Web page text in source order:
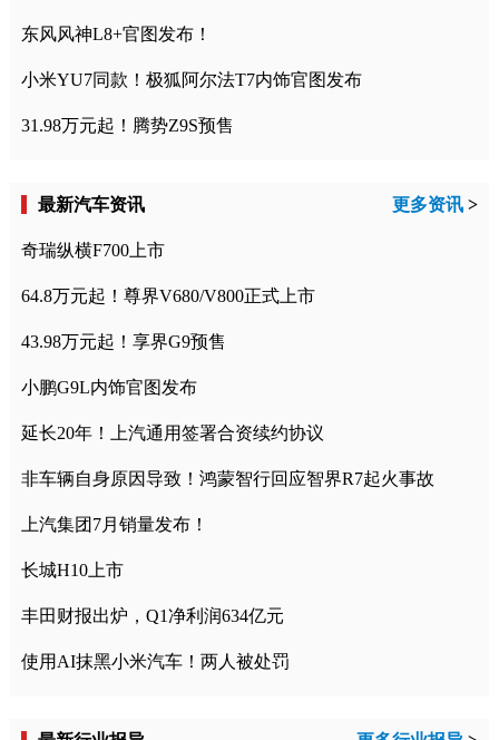
东风风神L8+官图发布！
小米YU7同款！极狐阿尔法T7内饰官图发布
31.98万元起！腾势Z9S预售
最新汽车资讯 更多资讯 >
奇瑞纵横F700上市
64.8万元起！尊界V680/V800正式上市
43.98万元起！享界G9预售
小鹏G9L内饰官图发布
延长20年！上汽通用签署合资续约协议
非车辆自身原因导致！鸿蒙智行回应智界R7起火事故
上汽集团7月销量发布！
长城H10上市
丰田财报出炉，Q1净利润634亿元
使用AI抹黑小米汽车！两人被处罚